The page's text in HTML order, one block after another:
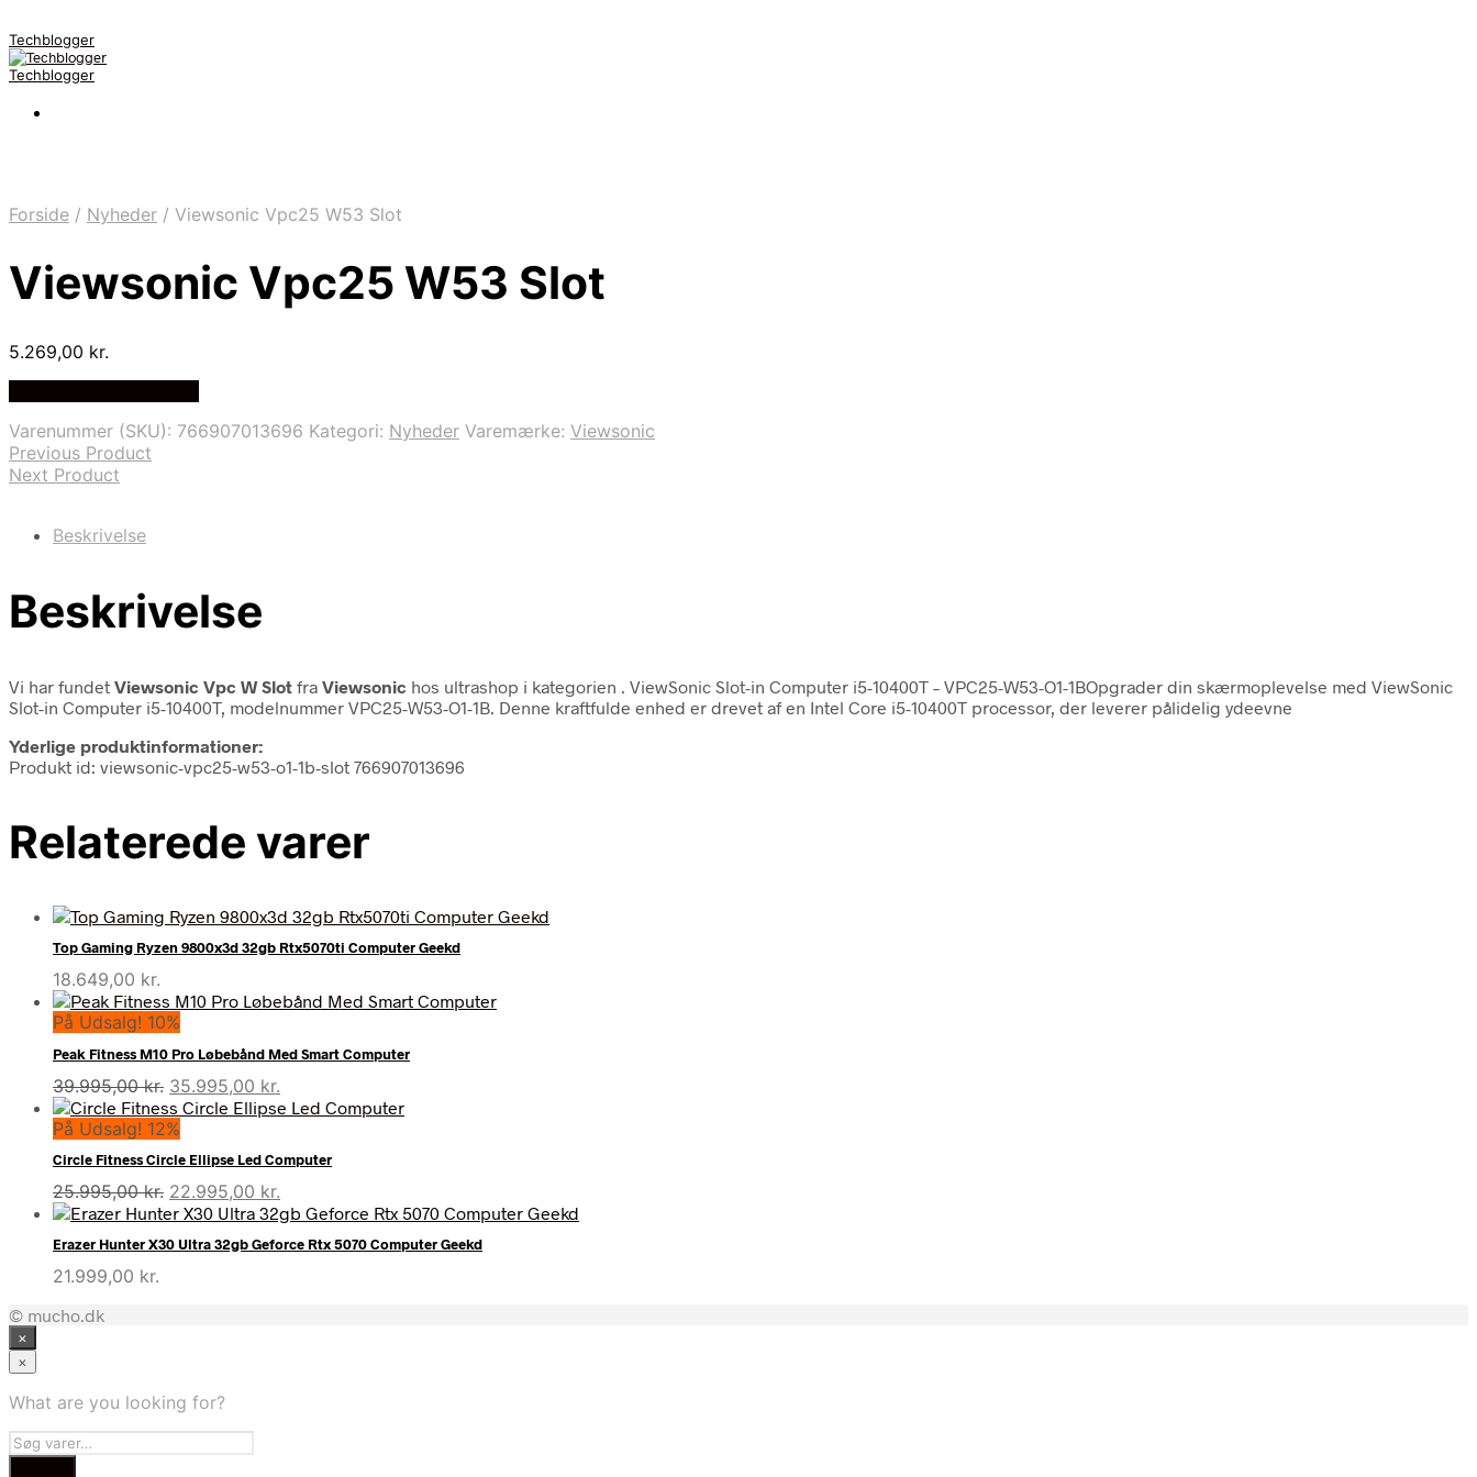
Techblogger
Techblogger
Forside / Nyheder / Viewsonic Vpc25 W53 Slot
Viewsonic Vpc25 W53 Slot
5.269,00 kr.
Varenummer (SKU): 766907013696 Kategori: Nyheder Varemærke: Viewsonic
Previous Product
Next Product
Beskrivelse
Beskrivelse
Vi har fundet Viewsonic Vpc W Slot fra Viewsonic hos ultrashop i kategorien
. ViewSonic Slot-in Computer i5-10400T – VPC25-W53-O1-1BOpgrader din skærmoplevelse med ViewSonic
Slot-in Computer i5-10400T, modelnummer VPC25-W53-O1-1B. Denne kraftfulde enhed er drevet af en Intel Core i5-10400T processor, der leverer pålidelig ydeevne
Yderlige produktinformationer:
Produkt id: viewsonic-vpc25-w53-o1-1b-slot 766907013696
Relaterede varer
Top Gaming Ryzen 9800x3d 32gb Rtx5070ti Computer Geekd
18.649,00 kr.
På Udsalg! 10%
Peak Fitness M10 Pro Løbebånd Med Smart Computer
39.995,00kr. Den
oprindelige
pris
var:
39.995,00 kr..
35.995,00 kr.
aktuelle
35.995,00 kr..
På Udsalg! 12%
Circle Fitness Circle Ellipse Led Computer
25.995,00kr. Den
oprindelige
pris
var:
22.995,00 kr.
aktuelle
pris
er:
Erazer Hunter X30 Ultra 32gb Geforce Rtx 5070 Computer Geekd
21.999,00 kr.
© mucho.dk
×
×
What are you looking for?